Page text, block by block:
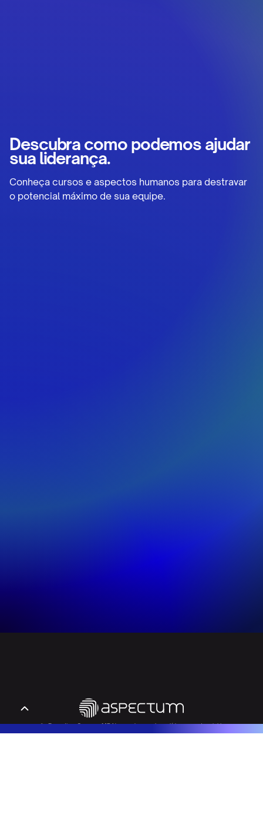
Descubra como podemos ajudar
sua liderança.
Conheça cursos e aspectos humanos para destravar
o potencial máximo de sua equipe.
Educação Executiva, Cursos e MBA's que desenvolvem líderes e potencial humano.